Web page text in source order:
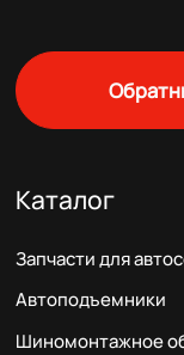
Каталог
Запчасти для
Автоподъемники
Шиномонтажное